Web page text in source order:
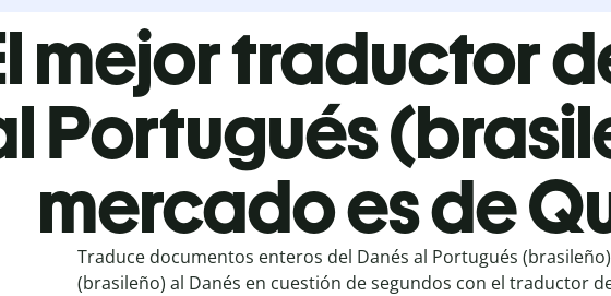
mejor traductor
Portugués
mercado es de
Traduce documentos enteros del Danés al Portugués
(brasileño) al Danés en cuestión de segundos con el traductor